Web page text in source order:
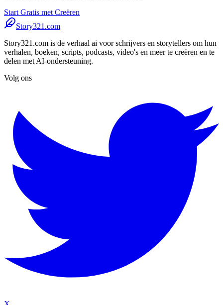
Start Gratis met Creëren
Story321.com
Story321.com is de verhaal ai voor schrijvers en storytellers om hun
verhalen, boeken, scripts, podcasts, video's en meer te creëren en te
delen met AI-ondersteuning.
Volg ons